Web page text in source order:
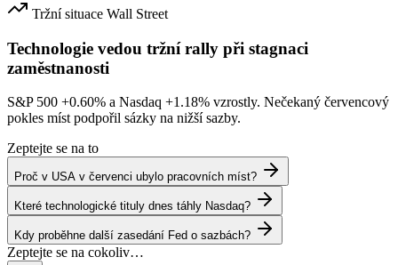
Tržní situace Wall Street
Technologie vedou tržní rally při stagnaci
zaměstnanosti
S&P 500 +0.60% a Nasdaq +1.18% vzrostly. Nečekaný červencový
pokles míst podpořil sázky na nižší sazby.
Zeptejte se na to
Proč v USA v červenci ubylo pracovních míst?
Které technologické tituly dnes táhly Nasdaq?
Kdy proběhne další zasedání Fed o sazbách?